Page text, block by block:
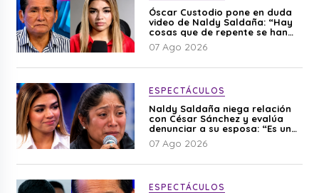
Óscar Custodio pone en duda
video de Naldy Saldaña: “Hay
cosas que de repente se han
editado”
07 Ago 2026
ESPECTÁCULOS
Naldy Saldaña niega relación
con César Sánchez y evalúa
denunciar a su esposa: “Es una
difamación”
07 Ago 2026
ESPECTÁCULOS